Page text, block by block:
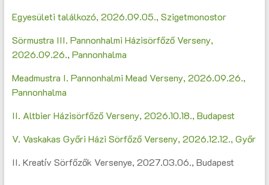
Egyesületi találkozó, 2026.09.05., Szigetmonostor
Sörmustra III. Pannonhalmi Házisörfőző Verseny,
2026.09.26., Pannonhalma
Meadmustra I. Pannonhalmi Mead Verseny, 2026.09.26.,
Pannonhalma
II. Altbier Házisörfőző Verseny, 2026.10.18., Budapest
V. Vaskakas Győri Házi Sörfőző Verseny, 2026.12.12., Győr
II. Kreatív Sörfőzők Versenye, 2027.03.06., Budapest